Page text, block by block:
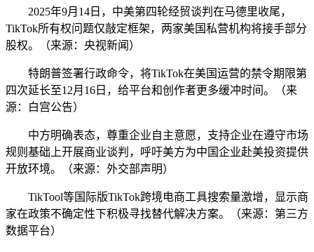
2025年9月14日，中美第四轮经贸谈判在马德里收尾，
TikTok所有权问题仅敲定框架，两家美国私营机构将接手部分
股权。（来源：央视新闻）
特朗普签署行政命令，将TikTok在美国运营的禁令期限第
四次延长至12月16日，给平台和创作者更多缓冲时间。（来
源：白宫公告）
中方明确表态，尊重企业自主意愿，支持企业在遵守市场
规则基础上开展商业谈判，呼吁美方为中国企业赴美投资提供
开放环境。（来源：外交部声明）
TikTool等国际版TikTok跨境电商工具搜索量激增，显示商
家在政策不确定性下积极寻找替代解决方案。（来源：第三方
数据平台）